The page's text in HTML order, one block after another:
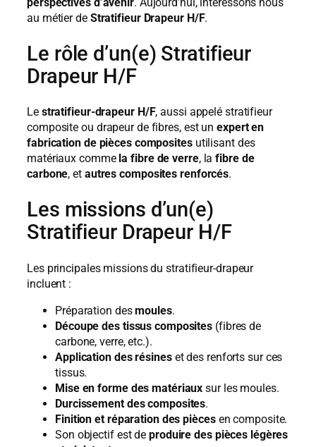
au métier de Stratifieur Drapeur H/F.
Le rôle d’un(e) Stratifieur
Drapeur H/F
Le stratifieur-drapeur H/F, aussi appelé stratifieur
composite ou drapeur de fibres, est unexpert en
fabrication de pièces compositesutilisant des
matériaux commela fibre de verre, la fibre de
carbone, et autres composites renforcés.
Les missions d’un(e)
Stratifieur Drapeur H/F
Les principales missions du stratifieur-drapeur
incluent :
Préparation desmoules.
Découpe des tissus composites (fibres de
carbone, verre, etc.).
Application des résineset des renforts sur ces
tissus.
Mise en forme des matériaux sur les moules.
Durcissement des composites.
Finition et réparation des piècesen composite.
Son objectif est de produire des pièces légères